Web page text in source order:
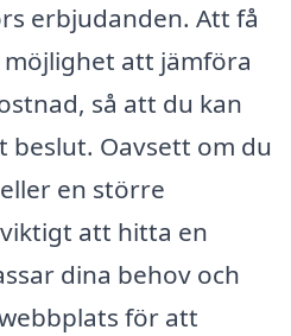
erbjudanden. Att få
att jämföra
så att du kan
Oavsett om du
en större
att hitta en
dina behov och
för att